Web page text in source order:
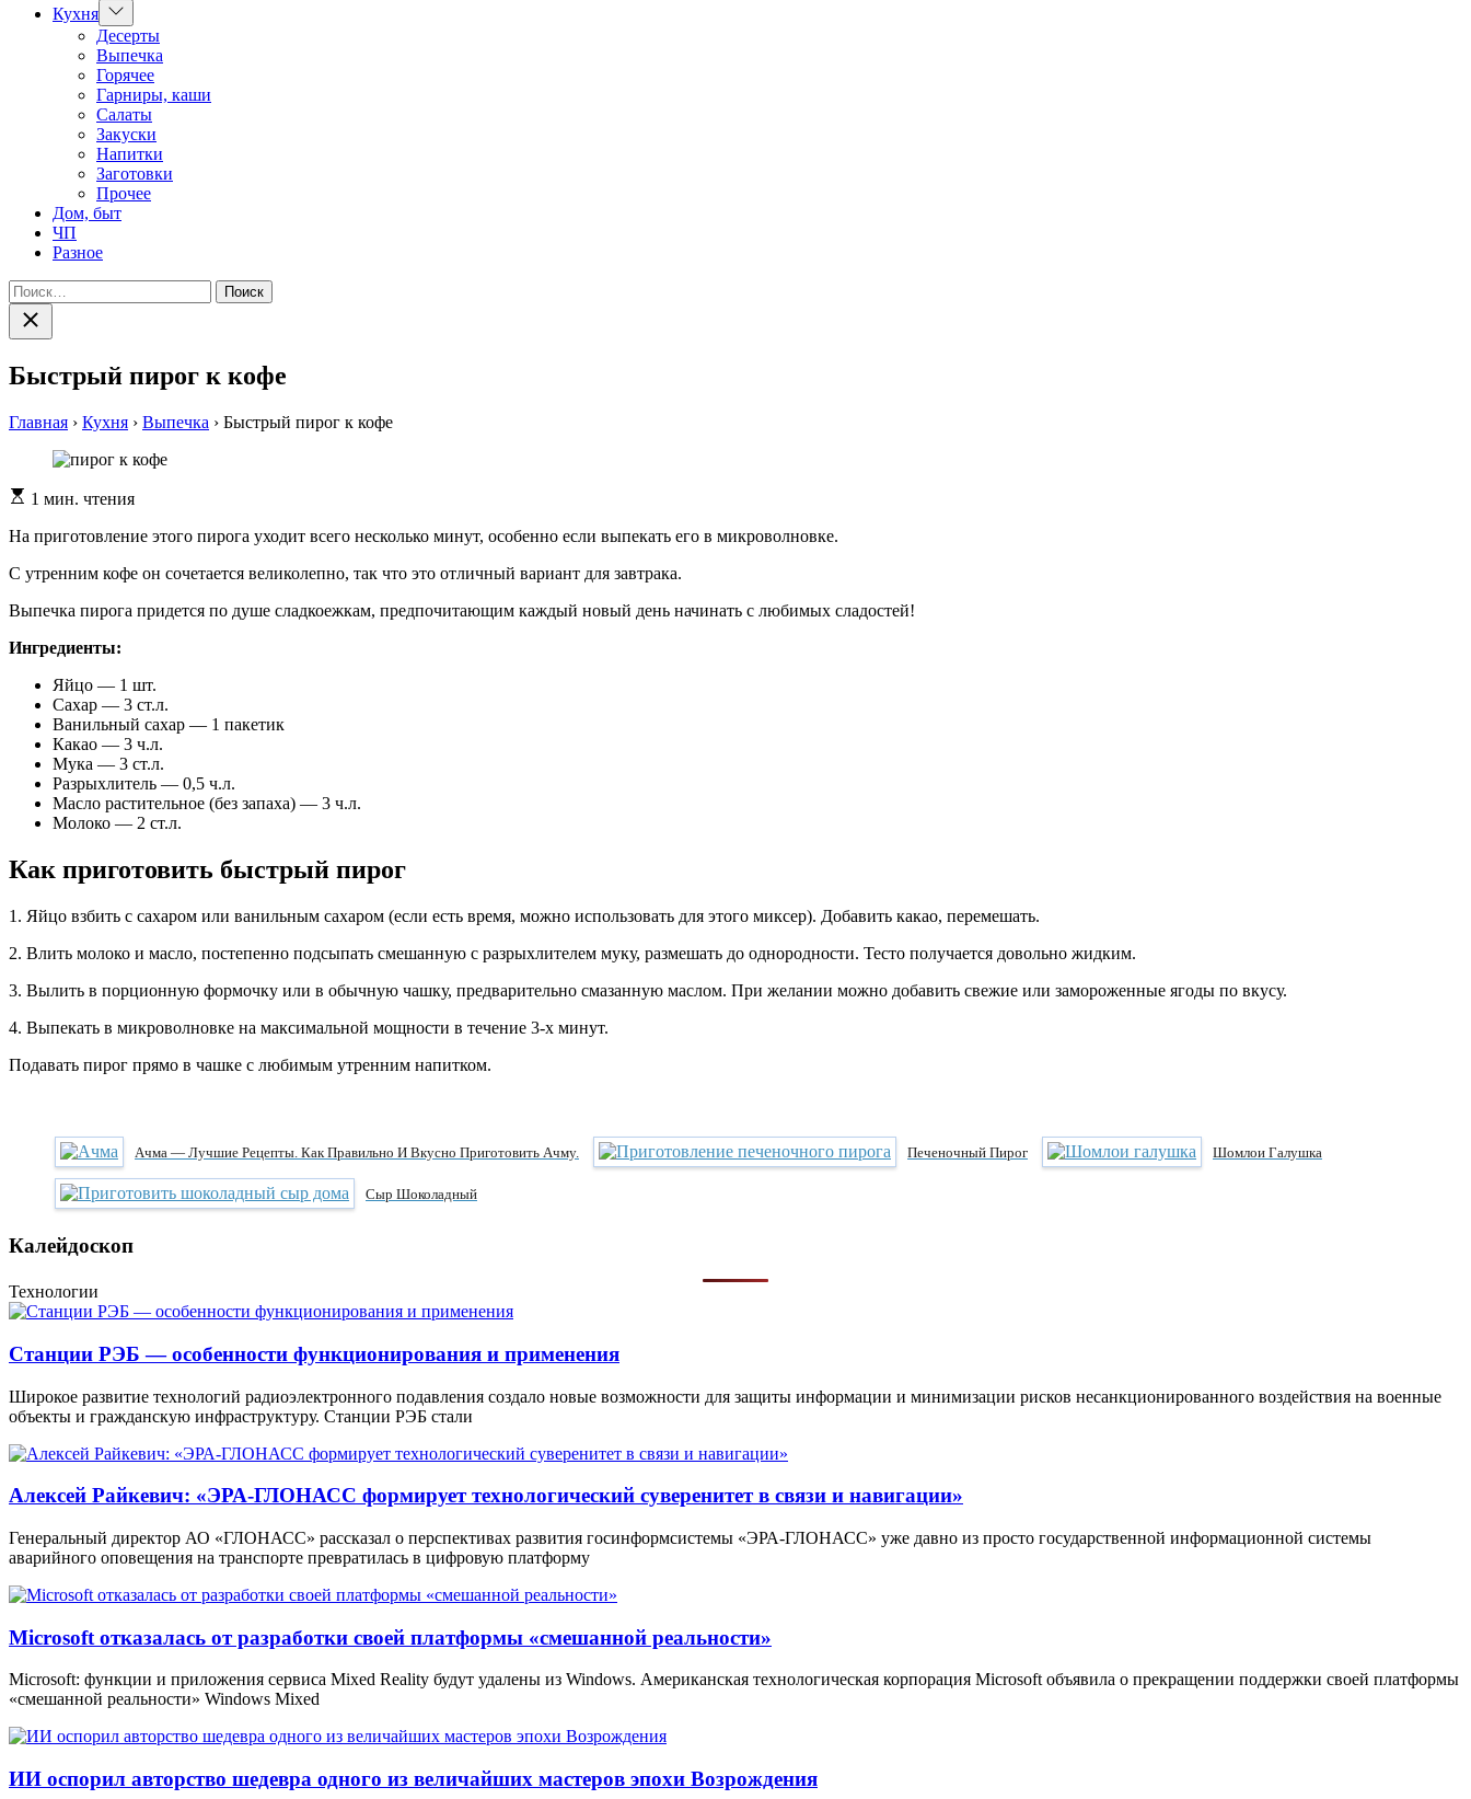
Кухня Показать
подменю
Десерты
Выпечка
Горячее
Гарниры, каши
Салаты
Закуски
Напитки
Заготовки
Прочее
Дом, быт
ЧП
Разное
Найти:
Закрыть
поиск
Быстрый пирог к кофе
Главная › Кухня › Выпечка › Быстрый пирог к кофе
Расчетное
чтения
1 мин. чтения
На приготовление этого пирога уходит всего несколько минут, особенно если выпекать его в микроволновке.
С утренним кофе он сочетается великолепно, так что это отличный вариант для завтрака.
Выпечка пирога придется по душе сладкоежкам, предпочитающим каждый новый день начинать с любимых сладостей!
Ингредиенты:
Яйцо — 1 шт.
Сахар — 3 ст.л.
Ванильный сахар — 1 пакетик
Какао — 3 ч.л.
Мука — 3 ст.л.
Разрыхлитель — 0,5 ч.л.
Масло растительное (без запаха) — 3 ч.л.
Молоко — 2 ст.л.
Как приготовить быстрый пирог
1. Яйцо взбить с сахаром или ванильным сахаром (если есть время, можно использовать для этого миксер). Добавить какао, перемешать.
2. Влить молоко и масло, постепенно подсыпать смешанную с разрыхлителем муку, размешать до однородности. Тесто получается довольно жидким.
3. Вылить в порционную формочку или в обычную чашку, предварительно смазанную маслом. При желании можно добавить свежие или замороженные ягоды по вкусу.
4. Выпекать в микроволновке на максимальной мощности в течение 3-х минут.
Подавать пирог прямо в чашке с любимым утренним напитком.
Ачма — Лучшие Рецепты. Как Правильно И Вкусно Приготовить Ачму. Печеночный Пирог Шомлои Галушка
Сыр Шоколадный
Калейдоскоп
Технологии
Станции РЭБ — особенности функционирования и применения
Широкое развитие технологий радиоэлектронного подавления создало новые возможности для защиты информации и минимизации рисков несанкционированного воздействия на военные
объекты и гражданскую инфраструктуру. Станции РЭБ стали
Алексей Райкевич: «ЭРА-ГЛОНАСС формирует технологический суверенитет в связи и навигации»
Генеральный директор АО «ГЛОНАСС» рассказал о перспективах развития госинформсистемы «ЭРА-ГЛОНАСС» уже давно из просто государственной информационной системы
аварийного оповещения на транспорте превратилась в цифровую платформу
Microsoft отказалась от разработки своей платформы «смешанной реальности»
Microsoft: функции и приложения сервиса Mixed Reality будут удалены из Windows. Американская технологическая корпорация Microsoft объявила о прекращении поддержки своей платформы
«смешанной реальности» Windows Mixed
ИИ оспорил авторство шедевра одного из величайших мастеров эпохи Возрождения